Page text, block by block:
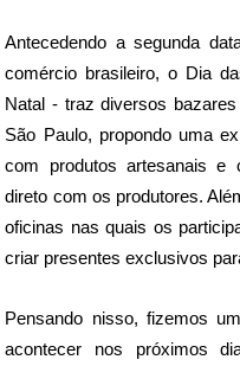
Antecedendo a segunda
comércio brasileiro, o Dia
Natal - traz diversos
São Paulo, propondo uma
com produtos artesanais e
direto com os produtores.
oficinas nas quais os
criar presentes exclusivos
Pensando nisso, fizemos
acontecer nos próximos